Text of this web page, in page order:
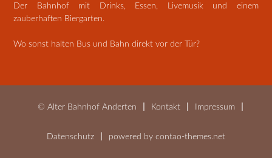
Der Bahnhof mit Drinks, Essen, Livemusik und einem
zauberhaften Biergarten.
Wo sonst halten Bus und Bahn direkt vor der Tür?
© Alter Bahnhof Anderten Kontakt Impressum
Datenschutz powered by contao-themes.net